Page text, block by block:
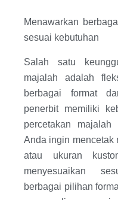
Menawarkan
sesuai kebutuhan
Salah satu
majalah adalah
berbagai format
penerbit memiliki
percetakan
Anda ingin mencetak
atau ukuran
menyesuaikan
berbagai pilihan